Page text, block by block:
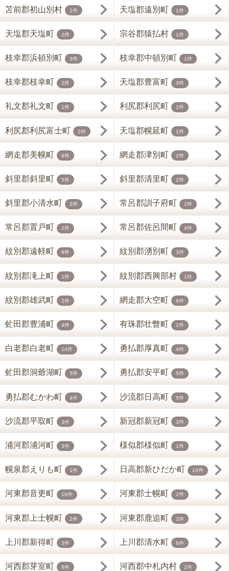
苫前郡初山別村 1件 天塩郡遠別町 1件
天塩郡天塩町 2件 宗谷郡猿払村 1件
枝幸郡浜頓別町 3件 枝幸郡中頓別町 1件
枝幸郡枝幸町 2件 天塩郡豊富町 3件
礼文郡礼文町 1件 利尻郡利尻町 1件
利尻郡利尻富士町 2件 天塩郡幌延町 1件
網走郡美幌町 6件 網走郡津別町 2件
斜里郡斜里町 5件 斜里郡清里町 2件
斜里郡小清水町 2件 常呂郡訓子府町 2件
常呂郡置戸町 2件 常呂郡佐呂間町 4件
紋別郡遠軽町 8件 紋別郡湧別町 3件
紋別郡滝上町 1件 紋別郡西興部村 1件
紋別郡雄武町 2件 網走郡大空町 6件
虻田郡豊浦町 4件 有珠郡壮瞥町 2件
白老郡白老町 14件 勇払郡厚真町 4件
虻田郡洞爺湖町 5件 勇払郡安平町 5件
勇払郡むかわ町 4件 沙流郡日高町 5件
沙流郡平取町 3件 新冠郡新冠町 3件
浦河郡浦河町 3件 様似郡様似町 1件
幌泉郡えりも町 1件 日高郡新ひだか町 10件
河東郡音更町 16件 河東郡士幌町 2件
河東郡上士幌町 2件 河東郡鹿追町 2件
上川郡新得町 3件 上川郡清水町 6件
河西郡芽室町 8件 河西郡中札内村 2件